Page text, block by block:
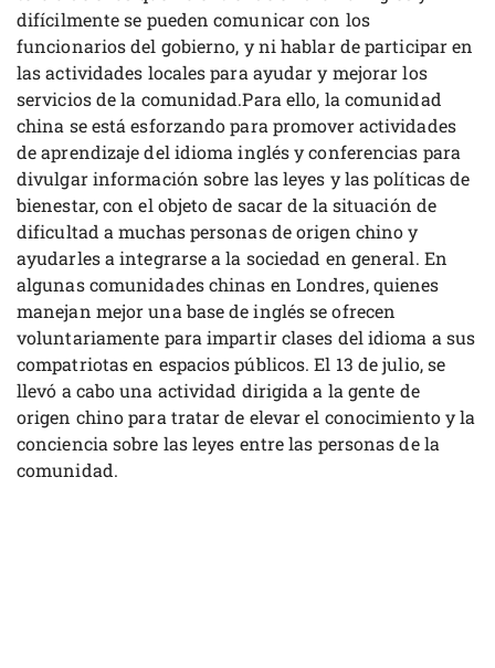
difícilmente se pueden comunicar con los
funcionarios del gobierno, y ni hablar de participar en
las actividades locales para ayudar y mejorar los
servicios de la comunidad.Para ello, la comunidad
china se está esforzando para promover actividades
de aprendizaje del idioma inglés y conferencias para
divulgar información sobre las leyes y las políticas de
bienestar, con el objeto de sacar de la situación de
dificultad a muchas personas de origen chino y
ayudarles a integrarse a la sociedad en general. En
algunas comunidades chinas en Londres, quienes
manejan mejor una base de inglés se ofrecen
voluntariamente para impartir clases del idioma a sus
compatriotas en espacios públicos. El 13 de julio, se
llevó a cabo una actividad dirigida a la gente de
origen chino para tratar de elevar el conocimiento y la
conciencia sobre las leyes entre las personas de la
comunidad.